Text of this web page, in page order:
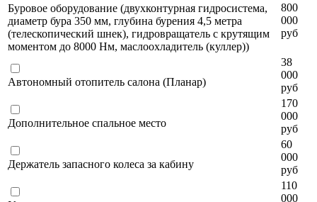
Буровое оборудование (двухконтурная гидросистема,
диаметр бура 350 мм, глубина бурения 4,5 метра
(телескопический шнек), гидровращатель с крутящим
моментом до 8000 Нм, маслоохладитель (куллер))
800
000
руб
Автономный отопитель салона (Планар)
38
000
руб
Дополнительное спальное место
170
000
руб
Держатель запасного колеса за кабину
60
000
руб
110
000